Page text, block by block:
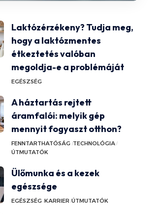
Laktózérzékeny? Tudja meg,
hogy a laktózmentes
étkeztetés valóban
megoldja-e a problémáját
EGÉSZSÉG
A háztartás rejtett
áramfalói: melyik gép
mennyit fogyaszt otthon?
FENNTARTHATÓSÁG TECHNOLÓGIA
ÚTMUTATÓK
Ülőmunka és a kezek
egészsége
EGÉSZSÉG KARRIER ÚTMUTATÓK